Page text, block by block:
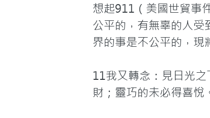
想起911（美國世貿事
公平的，有無辜的人受
界的事是不公平的，現
11我又轉念：見日光
財；靈巧的未必得喜悅